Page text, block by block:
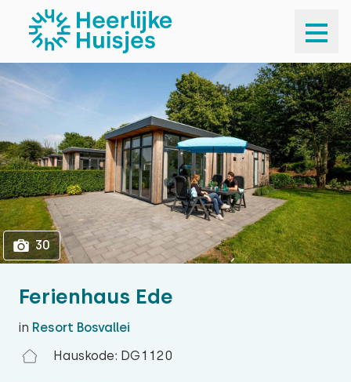
1
Ferienhaus Ede
in Resort Bosvallei
Hauskode: DG1120
30